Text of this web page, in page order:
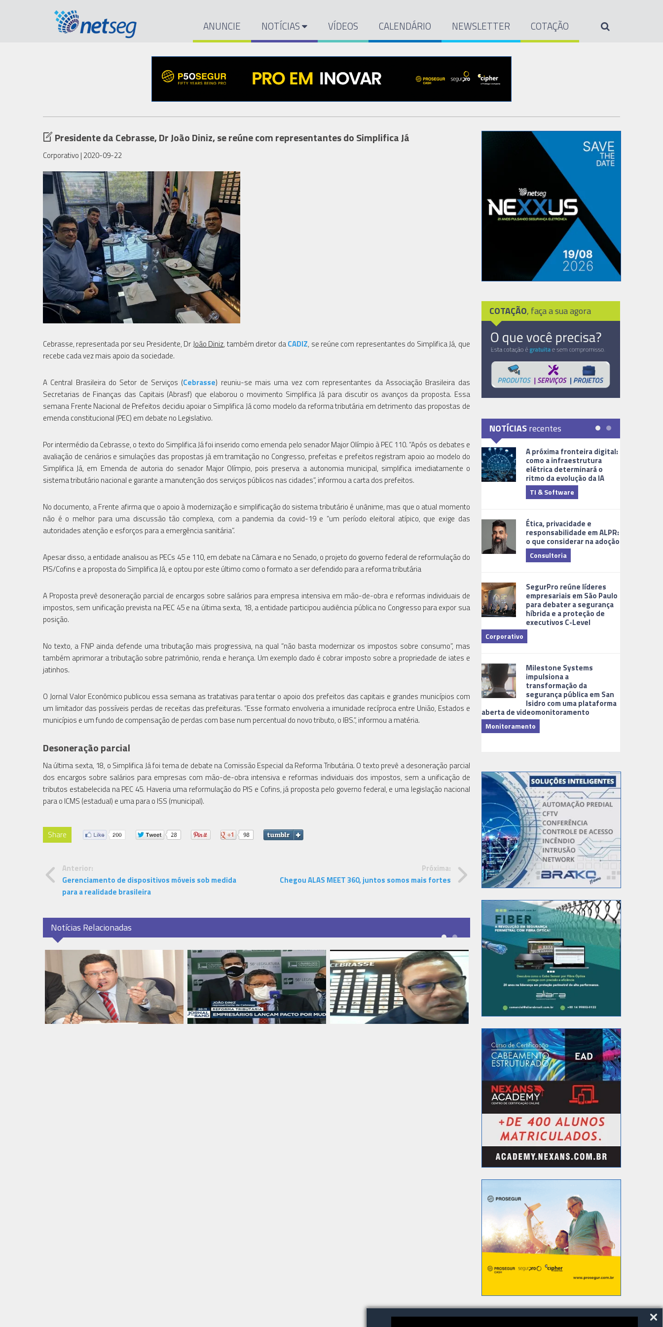
ANUNCIE NOTÍCIAS VÍDEOS CALENDÁRIO NEWSLETTER COTAÇÃO
Presidente da Cebrasse, Dr João Diniz, se reúne com representantes do Simplifica Já
Corporativo | 2020-09-22
Cebrasse, representada por seu Presidente, DrJoão Diniz, também diretor daCADIZ, se reúne com representantes do Simplifica Já, que
recebe cada vez mais apoio da sociedade.
A Central Brasileira do Setor de Serviços (Cebrasse) reuniu-se mais uma vez com representantes da Associação Brasileira das
Secretarias de Finanças das Capitais (Abrasf) que elaborou o movimento Simplifica Já para discutir os avanços da proposta. Essa
semana Frente Nacional de Prefeitos decidiu apoiar o Simplifica Já como modelo da reforma tributária em detrimento das propostas de
emenda constitucional (PEC) em debate no Legislativo.
Por intermédio da Cebrasse, o texto do Simplifica Já foi inserido como emenda pelo senador Major Olímpio à PEC 110. “Após os debates e
avaliação de cenários e simulações das propostas já em tramitação no Congresso, prefeitas e prefeitos registram apoio ao modelo do
Simplifica Já, em Emenda de autoria do senador Major Olímpio, pois preserva a autonomia municipal, simplifica imediatamente o
sistema tributário nacional e garante a manutenção dos serviços públicos nas cidades”, informou a carta dos prefeitos.
No documento, a Frente afirma que o apoio à modernização e simplificação do sistema tributário é unânime, mas que o atual momento
não é o melhor para uma discussão tão complexa, com a pandemia da covid-19 e “um período eleitoral atípico, que exige das
autoridades atenção e esforços para a emergência sanitária”.
Apesar disso, a entidade analisou as PECs 45 e 110, em debate na Câmara e no Senado, o projeto do governo federal de reformulação do
PIS/Cofins e a proposta do Simplifica Já, e optou por este último como o formato a ser defendido para a reforma tributária
A Proposta prevê desoneração parcial de encargos sobre salários para empresa intensiva em mão-de-obra e reformas individuais de
impostos, sem unificação prevista na PEC 45 e na última sexta, 18, a entidade participou audiência pública no Congresso para expor sua
posição.
No texto, a FNP ainda defende uma tributação mais progressiva, na qual “não basta modernizar os impostos sobre consumo”, mas
também aprimorar a tributação sobre patrimônio, renda e herança. Um exemplo dado é cobrar imposto sobre a propriedade de iates e
jatinhos.
O Jornal Valor Econômico publicou essa semana as tratativas para tentar o apoio dos prefeitos das capitais e grandes municípios com
um limitador das possíveis perdas de receitas das prefeituras. “Esse formato envolveria a imunidade recíproca entre União, Estados e
municípios e um fundo de compensação de perdas com base num percentual do novo tributo, o IBS.”, informou a matéria.
Desoneração parcial
Na última sexta, 18, o Simplifica Já foi tema de debate na Comissão Especial da Reforma Tributária. O texto prevê a desoneração parcial
dos encargos sobre salários para empresas com mão-de-obra intensiva e reformas individuais dos impostos, sem a unificação de
tributos estabelecida na PEC 45. Haveria uma reformulação do PIS e Cofins, já proposta pelo governo federal, e uma legislação nacional
para o ICMS (estadual) e uma para o ISS (municipal).
Share
Anterior:
Gerenciamento de dispositivos móveis sob medida
para a realidade brasileira
Próxima:
Chegou ALAS MEET 360, juntos somos mais fortes
Notícias Relacionadas
COTAÇÃO, faça a sua agora
NOTÍCIASrecentes
A próxima fronteira digital:
como a infraestrutura
elétrica determinará o
ritmo da evolução da IA
TI & Software
Ética, privacidade e
responsabilidade em ALPR:
o que considerar na adoção
Consultoria
SegurPro reúne líderes
empresariais em São Paulo
para debater a segurança
híbrida e a proteção de
executivos C-Level
Corporativo
Milestone Systems
impulsiona a
transformação da
segurança pública em San
Isidro com uma plataforma
aberta de videomonitoramento
Monitoramento